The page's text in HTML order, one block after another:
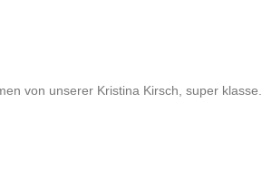
von unserer Kristina Kirsch, super klasse.